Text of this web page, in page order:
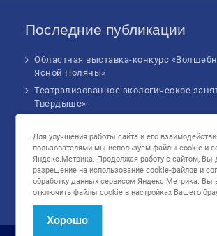
Последние публикации
Областная выставка-конкурс
Ясной Поляны»
Театрализованное экологическое
Твердыше»
форума
Музыкальное бинго!
Познавательное занятие «В сердце
родной страны», посвященное Дню
государственного флага Российской
Для улучшения работы сайта и его
пользователями мы используем файлы cookie и
Яндекс.Метрика. Продолжая работу с сайтом, Вы
разрешение на использование cookie-файлов и
обработку данных сервисом Яндекс.Метрика. Вы
отключить файлы cookie в настройках Вашего
Хорошо